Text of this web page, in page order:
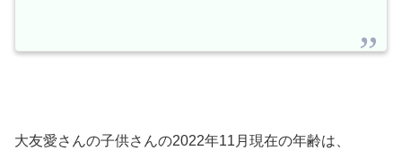
大友愛さんの子供さんの2022年11月現在の年齢は、